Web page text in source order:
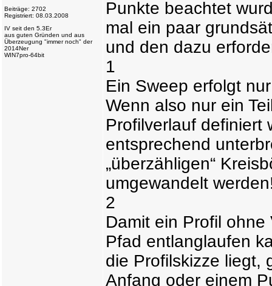
Beiträge: 2702
Registriert: 08.03.2008
IV seit den 5.3Er
aus guten Gründen und aus
Überzeugung "immer noch" der
2014Ner
WIN7pro-64bit
Punkte beachtet
mal ein paar
und den dazu
1
Ein Sweep erfolgt
Wenn also nur ein
Profilverlauf definiert
entsprechend
„überzähligen“
umgewandelt
2
Damit ein Profil
Pfad entlanglaufen
die Profilskizze liegt,
Anfang oder einem